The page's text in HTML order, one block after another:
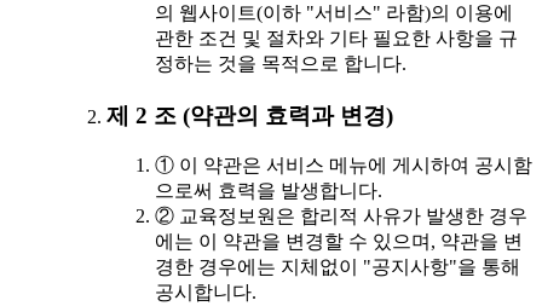
의 웹사이트(이하 "서비스" 라함)의 이용에
관한 조건 및 절차와 기타 필요한 사항을 규
정하는 것을 목적으로 합니다.
제 2 조 (약관의 효력과 변경)
① 이 약관은 서비스 메뉴에 게시하여 공시함
으로써 효력을 발생합니다.
② 교육정보원은 합리적 사유가 발생한 경우
에는 이 약관을 변경할 수 있으며, 약관을 변
경한 경우에는 지체없이 "공지사항"을 통해
공시합니다.